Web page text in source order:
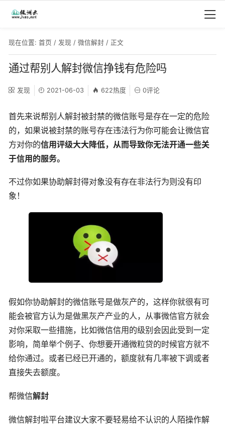
现在位置: 首页 / 发现 / 微信解封 / 正文
通过帮别人解封微信挣钱有危险吗
发现 2021-06-03 622热度 0评论
首先来说帮别人解封被封禁的微信账号是存在一定的危险
的，如果说被封禁的账号存在违法行为你可能会让微信官
方对你的信用评级大大降低，从而导致你无法开通一些关
于信用的服务。
不过你如果协助解封得对象没有存在非法行为则没有印
象！
假如你协助解封的微信账号是做灰产的，这样你就很有可
能会被官方认为是做黑灰产产业的人，从事微信官方就会
对你采取一些措施，比如微信信用的级别会因此受到一定
影响，简单举个例子、你想要开通微粒贷的时候官方就不
给你通过。或者已经已开通的，额度就有几率被下调或者
直接失去额度。
帮微信解封
微信解封啦平台建议大家不要轻易给不认识的人陌操作解